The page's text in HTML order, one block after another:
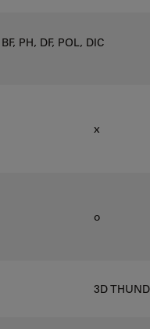
BF, PH, DF, POL, DIC
x
o
3D